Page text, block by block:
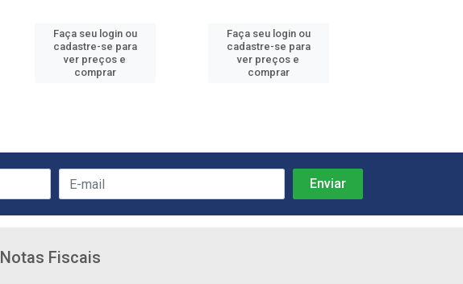
Faça seu login ou
cadastre-se para
ver preços e
comprar
Faça seu login ou
cadastre-se para
ver preços e
comprar
Notas Fiscais